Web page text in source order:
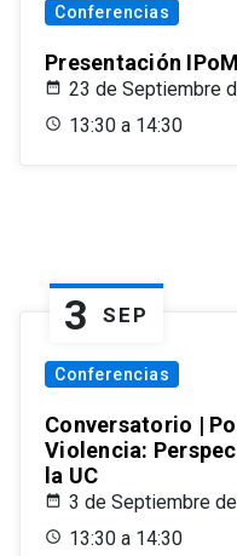
Conferencias
Presentación
23 de Septiembre
13:30 a 14:30
3 SEP
Conferencias
Conversatorio |
Violencia:
la UC
3 de Septiembre
13:30 a 14:30